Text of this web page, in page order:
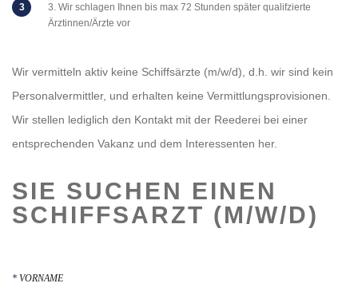
3. Wir schlagen Ihnen bis max 72 Stunden später qualifzierte
Ärztinnen/Ärzte vor
Wir vermitteln aktiv keine Schiffsärzte (m/w/d), d.h. wir sind kein
Personalvermittler, und erhalten keine Vermittlungsprovisionen.
Wir stellen lediglich den Kontakt mit der Reederei bei einer
entsprechenden Vakanz und dem Interessenten her.
SIE SUCHEN EINEN
SCHIFFSARZT (M/W/D)
VORNAME